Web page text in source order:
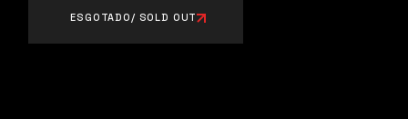
ESGOTADO/ SOLD OUT